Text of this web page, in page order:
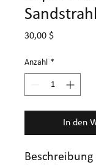
30,00 $Preis
Anzahl *
In den
Beschreibung